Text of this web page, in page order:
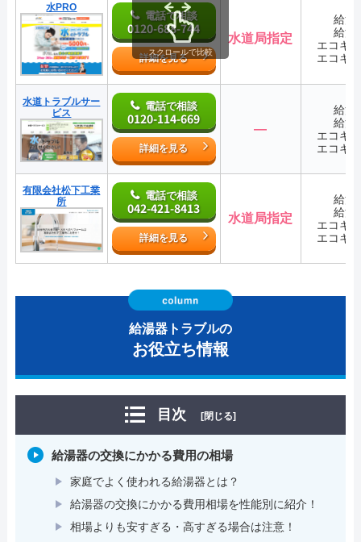
水PRO
電話で相談
0120-688-744
詳細を見る
水道局指定
給湯
給湯
エコキ
エコキ
水道トラブルサー
ビス
電話で相談
0120-114-669
詳細を見る
―
給湯
給湯
エコキ
エコキ
有限会社松下工業
所
電話で相談
042-421-8413
詳細を見る
水道局指定
給湯
給湯
エコキ
エコキ
スクロールで比較
給湯器トラブルの
お役立ち情報
目次 [閉じる]
給湯器の交換にかかる費用の相場
家庭でよく使われる給湯器とは？
給湯器の交換にかかる費用相場を性能別に紹介！
相場よりも安すぎる・高すぎる場合は注意！